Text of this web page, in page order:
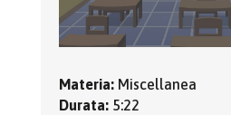
Materia:Miscellanea
Durata:5:22